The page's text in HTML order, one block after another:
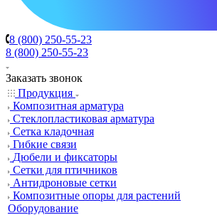
8 (800) 250-55-23
8 (800) 250-55-23
Заказать звонок
Продукция
Композитная арматура
Cтеклопластиковая арматура
Сетка кладочная
Гибкие связи
Дюбели и фиксаторы
Сетки для птичников
Антидроновые сетки
Композитные опоры для растений
Оборудование